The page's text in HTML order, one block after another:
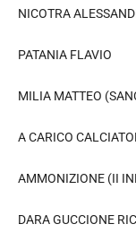
NICOTRA
PATANIA
MILIA MATTEO
A CARICO
AMMONIZIONE (II
DARA